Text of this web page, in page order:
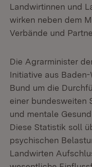
Landwirtinnen und
wirken neben dem
Verbände und
Die Agrarminister
Initiative aus
Bund um die
einer bundesweiten
und mentale
Diese Statistik soll
psychischen
Landwirten